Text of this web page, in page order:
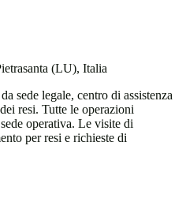
(LU), Italia
sede legale, centro di assistenza
resi. Tutte le operazioni
operativa. Le visite di
per resi e richieste di